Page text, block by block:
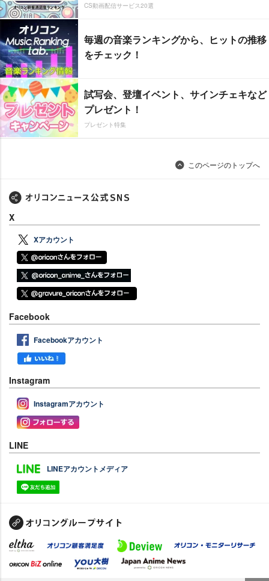
CS動画配信サービス20選
毎週の音楽ランキングから、ヒットの推移
をチェック！
試写会、登壇イベント、サインチェキなど
プレゼント！
プレゼント特集
このページのトップへ
X
Xアカウント
Facebook
Facebookアカウント
Instagram
Instagramアカウント
LINE
LINEアカウントメディア